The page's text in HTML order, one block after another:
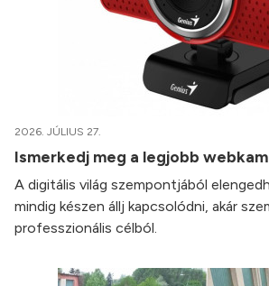
2026. JÚLIUS 27.
Ismerkedj meg a legjobb
A digitális világ szempontjából
mindig készen állj kapcsolódni, akár
professzionális célból.